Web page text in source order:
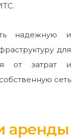
надежную и
для
от затрат и
сеть
аренды